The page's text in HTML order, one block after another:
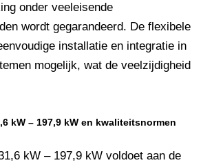
onder veeleisende
wordt gegarandeerd. De flexibele
installatie en integratie in
mogelijk, wat de veelzijdigheid
kW – 197,9 kW en kwaliteitsnormen
kW – 197,9 kW voldoet aan de